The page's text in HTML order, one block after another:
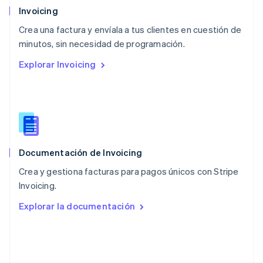
Invoicing
Crea una factura y envíala a tus clientes en cuestión de
minutos, sin necesidad de programación.
Explorar Invoicing
Documentación de Invoicing
Crea y gestiona facturas para pagos únicos con Stripe
Invoicing.
Explorar la documentación
Noruega
English
Nueva Zelanda
English
NederlandsEnglish
Português
RAE de Hong Kong, China
Reino Unido
República Checa
English
English